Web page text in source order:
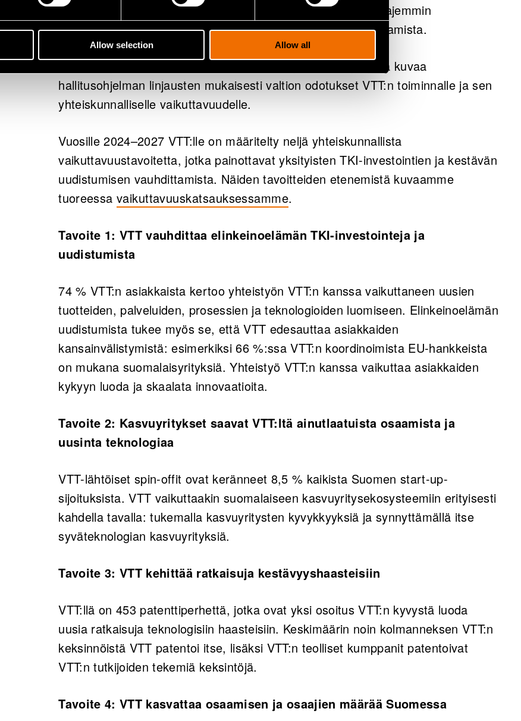
Allow selection Allow all
verkostoja. Asiakkaidemme lisäksi toimintamme vaikuttaa laajemmin
yhteiskuntaan ja edesauttaa kestävämmän maailman rakentamista.
VTT:tä ohjaa hallituskausittain laadittava ohjausasiakirja, joka kuvaa
hallitusohjelman linjausten mukaisesti valtion odotukset VTT:n toiminnalle ja sen
yhteiskunnalliselle vaikuttavuudelle.
Vuosille 2024–2027 VTT:lle on määritelty neljä yhteiskunnallista
vaikuttavuustavoitetta, jotka painottavat yksityisten TKI-investointien ja kestävän
uudistumisen vauhdittamista. Näiden tavoitteiden etenemistä kuvaamme
tuoreessa vaikuttavuuskatsauksessamme.
Tavoite 1: VTT vauhdittaa elinkeinoelämän TKI-investointeja ja
uudistumista
74 % VTT:n asiakkaista kertoo yhteistyön VTT:n kanssa vaikuttaneen uusien
tuotteiden, palveluiden, prosessien ja teknologioiden luomiseen. Elinkeinoelämän
uudistumista tukee myös se, että VTT edesauttaa asiakkaiden
kansainvälistymistä: esimerkiksi 66 %:ssa VTT:n koordinoimista EU-hankkeista
on mukana suomalaisyrityksiä. Yhteistyö VTT:n kanssa vaikuttaa asiakkaiden
kykyyn luoda ja skaalata innovaatioita.
Tavoite 2: Kasvuyritykset saavat VTT:ltä ainutlaatuista osaamista ja
uusinta teknologiaa
VTT-lähtöiset spin-offit ovat keränneet 8,5 % kaikista Suomen start-up-
sijoituksista. VTT vaikuttaakin suomalaiseen kasvuyritysekosysteemiin erityisesti
kahdella tavalla: tukemalla kasvuyritysten kyvykkyyksiä ja synnyttämällä itse
syväteknologian kasvuyrityksiä.
Tavoite 3: VTT kehittää ratkaisuja kestävyyshaasteisiin
VTT:llä on 453 patenttiperhettä, jotka ovat yksi osoitus VTT:n kyvystä luoda
uusia ratkaisuja teknologisiin haasteisiin. Keskimäärin noin kolmanneksen VTT:n
keksinnöistä VTT patentoi itse, lisäksi VTT:n teolliset kumppanit patentoivat
VTT:n tutkijoiden tekemiä keksintöjä.
Tavoite 4: VTT kasvattaa osaamisen ja osaajien määrää Suomessa